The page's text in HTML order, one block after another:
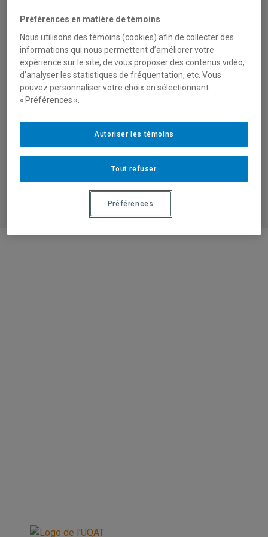
Vous avez un intérêt pour l’innovation
sociale ? Vous aimez travailler en équipe ?
Découvrez cette offre d’emploi
chezHumanov·is:Directeur·trice des
partenariats et des projets
Date limite des candidatures :16 mars
Préférences en matière de témoins
Nous utilisons des témoins (cookies) afin de collecter des
informations qui nous permettent d’améliorer votre
expérience sur le site, de vous proposer des contenus vidéo,
d’analyser les statistiques de fréquentation, etc. Vous
pouvez personnaliser votre choix en sélectionnant
« Préférences ».
Tout refuser
Autoriser les témoins
Préférences